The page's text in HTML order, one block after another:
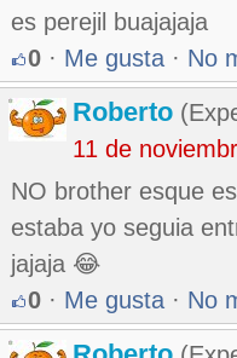
es perejil buajajaja
0 · Me gusta · No
Roberto
11 de
NO brother esque
estaba yo seguia
jajaja 😂
0 · Me gusta · No